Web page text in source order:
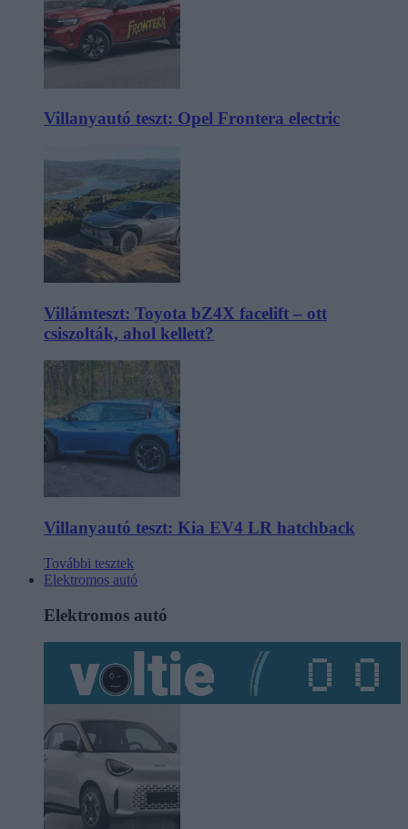
Villanyautó teszt: Opel Frontera electric
Villámteszt: Toyota bZ4X facelift – ott
csiszolták, ahol kellett?
Villanyautó teszt: Kia EV4 LR hatchback
További tesztek
Elektromos autó
Elektromos autó